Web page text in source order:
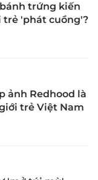
trứng kiến
trẻ 'phát cuồng'?
ảnh Redhood là
trẻ Việt Nam